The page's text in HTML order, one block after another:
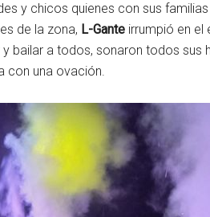
y chicos quienes con sus
de la zona, L-Gante irrumpió en el
bailar a todos, sonaron todos sus
con una ovación.